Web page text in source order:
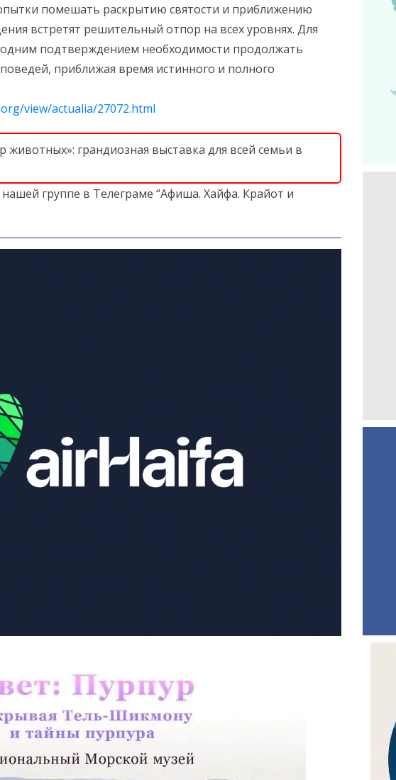
помешать раскрытию святости и приближению
встретят решительный отпор на всех уровнях. Для
подтверждением необходимости продолжать
приближая время истинного и полного
view/actualia/27072.html
животных»: грандиозная выставка для всей семьи в
группе в Телеграме “Афиша. Хайфа. Крайот и